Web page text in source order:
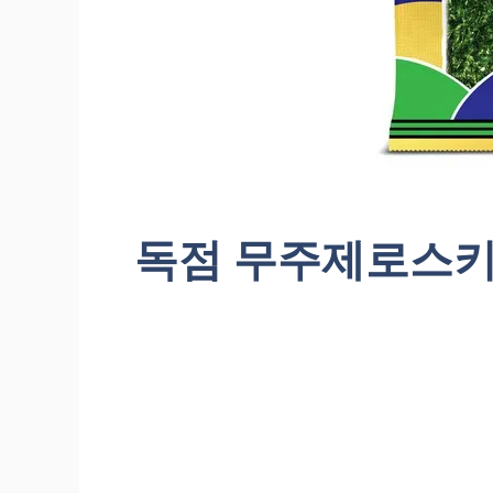
독점 무주제로스